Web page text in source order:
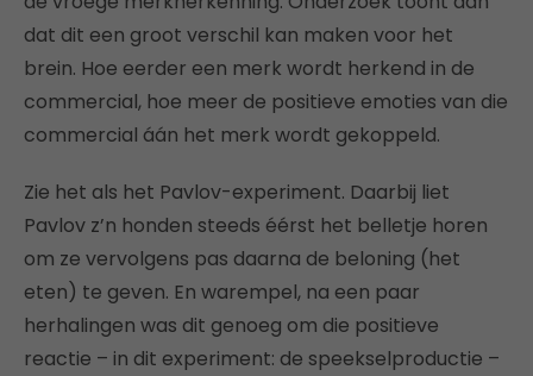
dat dit een groot verschil kan maken voor het
brein. Hoe eerder een merk wordt herkend in de
commercial, hoe meer de positieve emoties van die
commercial áán het merk wordt gekoppeld.
Zie het als het Pavlov-experiment. Daarbij liet
Pavlov z’n honden steeds éérst het belletje horen
om ze vervolgens pas daarna de beloning (het
eten) te geven. En warempel, na een paar
herhalingen was dit genoeg om die positieve
reactie – in dit experiment: de speekselproductie –